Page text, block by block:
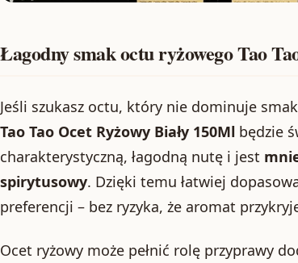
Łagodny smak octu ryżowego Tao
Jeśli szukasz octu, który nie dominuje
Tao Tao Ocet Ryżowy Biały 150Ml będzie
charakterystyczną, łagodną nutę i jest
spirytusowy. Dzięki temu łatwiej
preferencji – bez ryzyka, że aromat
Ocet ryżowy może pełnić rolę przyprawy